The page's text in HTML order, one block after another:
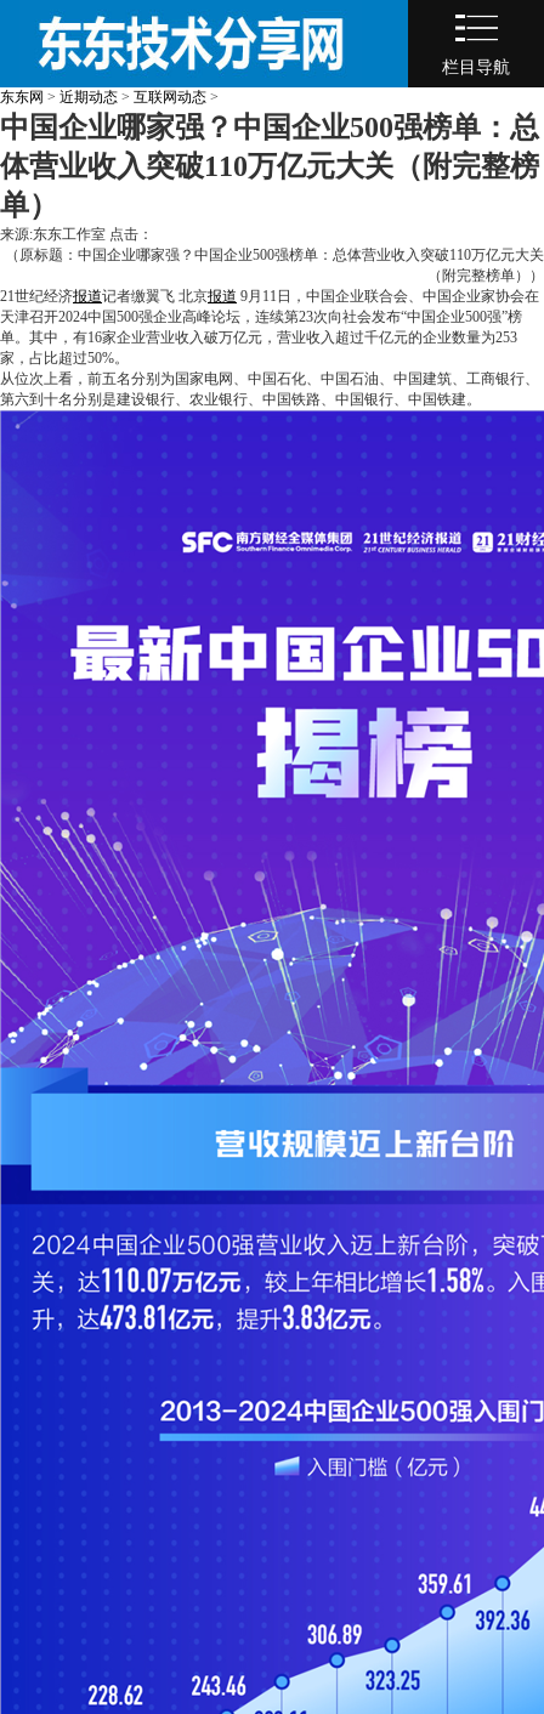
栏目导航
东东网 > 近期动态 > 互联网动态 >
中国企业哪家强？中国企业500强榜单：总
体营业收入突破110万亿元大关（附完整榜
单）
来源:东东工作室 点击：
（原标题：中国企业哪家强？中国企业500强榜单：总体营业收入突破110万亿元大关
（附完整榜单））
21世纪经济报道记者缴翼飞 北京报道 9月11日，中国企业联合会、中国企业家协会在
天津召开2024中国500强企业高峰论坛，连续第23次向社会发布“中国企业500强”榜
单。其中，有16家企业营业收入破万亿元，营业收入超过千亿元的企业数量为253
家，占比超过50%。
从位次上看，前五名分别为国家电网、中国石化、中国石油、中国建筑、工商银行、
第六到十名分别是建设银行、农业银行、中国铁路、中国银行、中国铁建。